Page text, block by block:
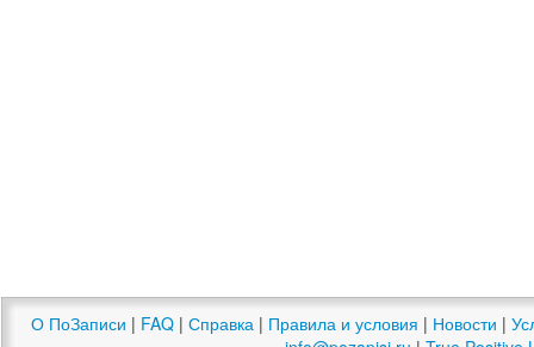
О ПоЗаписи | FAQ | Справка | Правила и условия | Новости |